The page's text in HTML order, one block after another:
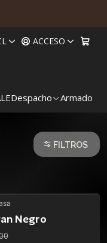
ACCESO
Despacho Armado
FILTROS
Negro